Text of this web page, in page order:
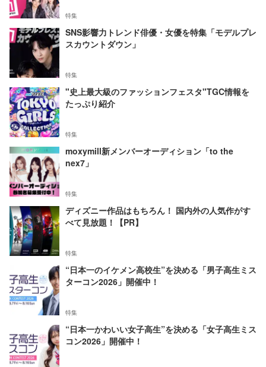
特集
SNS影響力トレンド俳優・女優を特集「モデルプレ
スカウントダウン」
特集
"史上最大級のファッションフェスタ"TGC情報を
たっぷり紹介
特集
moxymill新メンバーオーディション「to the
nex7」
特集
ディズニー作品はもちろん！ 国内外の人気作がす
べて見放題！【PR】
特集
“日本一のイケメン高校生”を決める「男子高生ミス
ターコン2026」開催中！
特集
“日本一かわいい女子高生”を決める「女子高生ミス
コン2026」開催中！